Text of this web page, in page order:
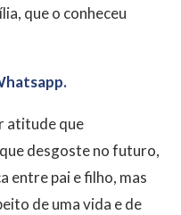
que o conheceu
atitude que
desgoste no futuro,
entre pai e filho, mas
de uma vida e de